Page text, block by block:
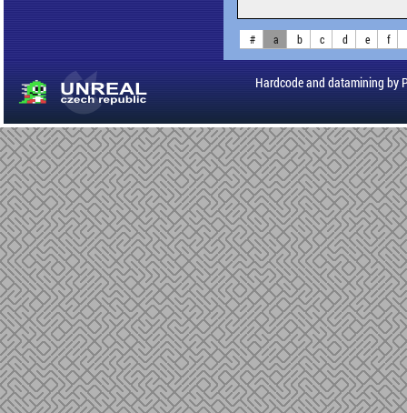
# a b c d e f
Hardcode and datamining by